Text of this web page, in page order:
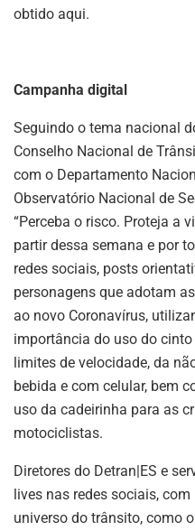
obtido aqui.
Campanha digital
Seguindo o tema nacional
Conselho Nacional de
com o Departamento
Observatório Nacional de
“Perceba o risco. Proteja a
partir dessa semana e por
redes sociais, posts
personagens que adotam
ao novo Coronavírus,
importância do uso do
limites de velocidade, da
bebida e com celular, bem
uso da cadeirinha para as
motociclistas.
Diretores do Detran|ES e
lives nas redes sociais,
universo do trânsito, como